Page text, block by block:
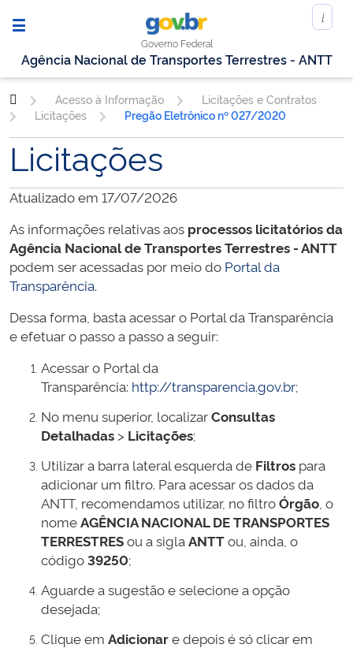
Governo Federal
Agência Nacional de Transportes Terrestres - ANTT
Acesso à Informação
Licitações e Contratos
Licitações
Pregão Eletrônico nº 027/2020
Licitações
Atualizado em 17/07/2026
As informações relativas aos processos licitatórios da
Agência Nacional de Transportes Terrestres - ANTT
podem ser acessadas por meio do Portal da
Transparência.
Dessa forma, basta acessar o Portal da Transparência
e efetuar o passo a passo a seguir:
Acessar o Portal da
Transparência: http://transparencia.gov.br;
No menu superior, localizarConsultas
Detalhadas > Licitações;
Utilizar a barra lateral esquerda de Filtros para
adicionar um filtro. Para acessar os dados da
ANTT, recomendamos utilizar, no filtroÓrgão , o
nomeAGÊNCIA NACIONAL DE TRANSPORTES
TERRESTRESou a siglaANTTou, ainda, o
código39250;
Aguarde a sugestão e selecione a opção
desejada;
Clique em Adicionare depois é só clicar em